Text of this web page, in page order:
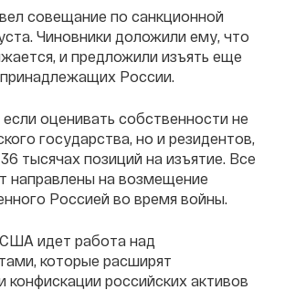
совещание по санкционной
Чиновники доложили ему, что
и предложили изъять еще
России.
оценивать собственности не
государства, но и резидентов,
тысячах позиций на изъятие. Все
направлены на возмещение
Россией во время войны.
идет работа над
которые расширят
российских активов